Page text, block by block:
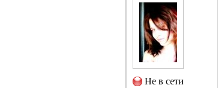
Не в сети